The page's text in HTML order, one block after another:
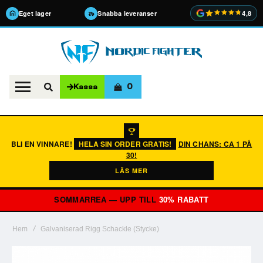
Eget lager Snabba leveranser 4,8
Kassa 0
BLI EN VINNARE! HELA SIN ORDER GRATIS!
DIN CHANS: CA 1 PÅ
30!
LÄS MER
SOMMARREA — UPP TILL 30% RABATT
Hem Galvaniserad Rigg Schackle (Stycke)